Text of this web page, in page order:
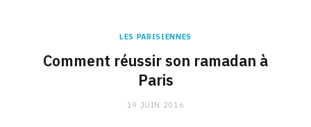
LES PARISIENNES
Comment réussir son ramadan à
Paris
19 JUIN 2016